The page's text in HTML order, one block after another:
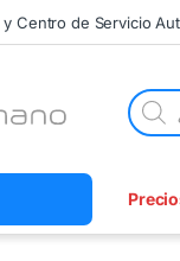
Centro de Servicio